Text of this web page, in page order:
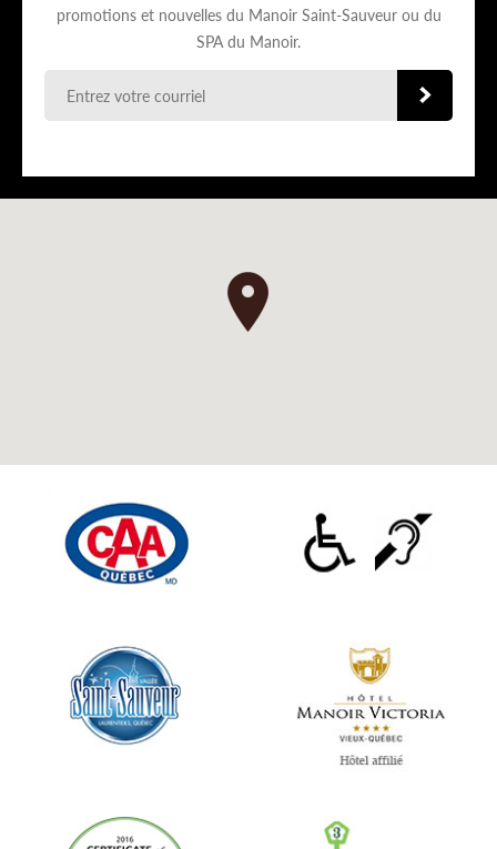
promotions et nouvelles du Manoir Saint-Sauveur ou du
SPA du Manoir.